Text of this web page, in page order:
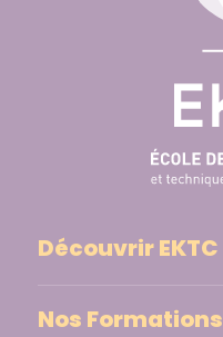
Découvrir EKTC
Nos Formations